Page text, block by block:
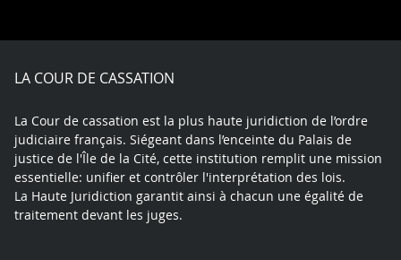
X
FacebookYoutubeLinkedInInstagram
LA COUR DE CASSATION
La Cour de cassation est la plus haute juridiction de l’ordre
judiciaire français. Siégeant dans l’enceinte du Palais de
justice de l'Île de la Cité, cette institution remplit une mission
essentielle: unifier et contrôler l'interprétation des lois.
La Haute Juridiction garantit ainsi à chacun une égalité de
traitement devant les juges.